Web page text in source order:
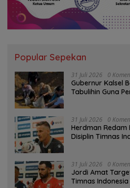
Popular Sepekan
31 Juli 2026 0
Gubernur Kalsel
Tabulihin Guna
31 Juli 2026 0
Herdman Redam
Disiplin Timnas
31 Juli 2026 0
Jordi Amat
Timnas Indonesia